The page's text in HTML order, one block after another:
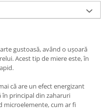
gustoasă, având o ușoară
Acest tip de miere este, în
că are un efect energizant
principal din zaharuri
microelemente, cum ar fi